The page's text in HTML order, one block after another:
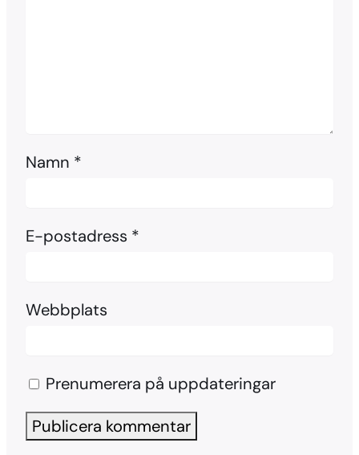
Namn *
E-postadress *
Webbplats
Prenumerera på uppdateringar